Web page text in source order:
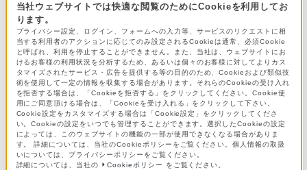
当社ウェブサイトでは快適な閲覧のためにCookieを利用してお
ります。
プライバシー設定、ログイン、フォームへの入力等、サービスのリクエストに相
当する利用者のアクションに応じてのみ設定されるCookieは通常、必須Cookie
と呼ばれ、利用を停止することができません。また、当社は、ウェブサイトにお
けるお客様の利用状況を分析するため、あるいは個々のお客様に対してよりカス
タマイズされたサービス・広告を提供する等の目的のため、Cookieおよび類似技
術を使用して一定の情報を収集する場合があります。それらのCookieの受け入れ
を拒否する場合は、「Cookieを拒否する」をクリックしてください。Cookie使
用にご同意頂ける場合は、「Cookieを受け入れる」をクリックして下さい。
Cookie設定をカスタマイズする場合は「Cookie設定」をクリックしてくださ
い。Cookieの設定をいつでも管理することができます。選択したCookieの設定
によっては、このウェブサイトの機能の一部が使用できなくなる場合がありま
す。 詳細については、当社のCookieポリシーをご覧ください。個人情報の取扱
いについては、プライバシーポリシーをご覧ください。
詳細については、当社の
Cookieポリシー
をご覧ください。